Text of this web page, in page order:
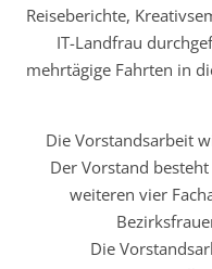
Reiseberichte,
IT-Landfrau
mehrtägige Fahrten in
Die Vorstandsarbeit
Der Vorstand
weiteren vier
Die